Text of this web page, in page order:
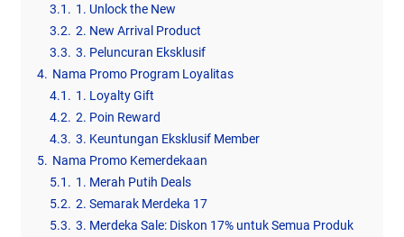
3.1. 1. Unlock the New
3.2. 2. New Arrival Product
3.3. 3. Peluncuran Eksklusif
4. Nama Promo Program Loyalitas
4.1. 1. Loyalty Gift
4.2. 2. Poin Reward
4.3. 3. Keuntungan Eksklusif Member
5. Nama Promo Kemerdekaan
5.1. 1. Merah Putih Deals
5.2. 2. Semarak Merdeka 17
5.3. 3. Merdeka Sale: Diskon 17% untuk Semua Produk